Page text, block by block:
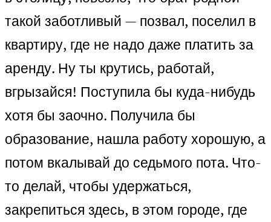
такой заботливый — позвал, поселил в
квартиру, где не надо даже платить за
аренду. Ну ты крутись, работай,
вгрызайся! Поступила бы куда-нибудь
хотя бы заочно. Получила бы
образование, нашла работу хорошую, а
потом вкалывай до седьмого пота. Что-
то делай, чтобы удержаться,
закрепиться здесь, в этом городе, где